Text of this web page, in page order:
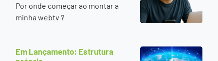
Por onde começar ao montar a
minha webtv ?
Em Lançamento: Estrutura